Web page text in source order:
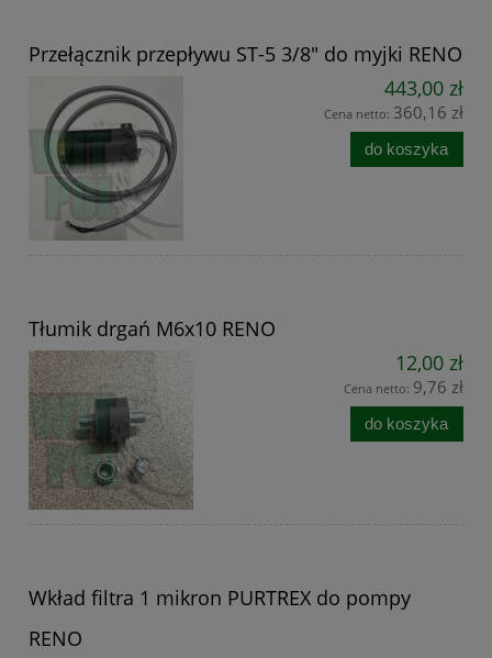
Przełącznik przepływu ST-5 3/8" do myjki RENO
443,00 zł
Cena netto: 360,16 zł
do koszyka
Tłumik drgań M6x10 RENO
12,00 zł
Cena netto: 9,76 zł
do koszyka
Wkład filtra 1 mikron PURTREX do pompy
RENO